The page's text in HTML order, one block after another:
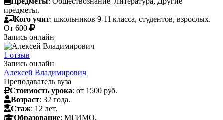
предметы.
Кого учит: школьников 9-11 класса, студентов, взрослых.
От 600
Запись онлайн
1 отзыв
Запись онлайн
Алексей Владимирович
Преподаватель вуза
Стоимость урока: от 1500 руб.
Возраст: 32 года.
Стаж: 12 лет.
Образование: МГИМО.